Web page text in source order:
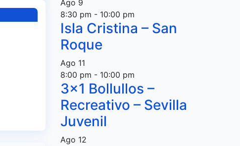
Ago 9
8:30 pm - 10:00 pm
Isla Cristina – San
Roque
Ago 11
8:00 pm - 10:00 pm
3×1 Bollullos –
Recreativo – Sevilla
Juvenil
Ago 12